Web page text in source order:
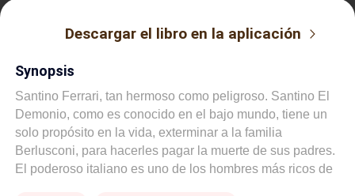
Descargar el libro en la aplicación
Synopsis
Santino Ferrari, tan hermoso como peligroso. Santino El
Demonio, como es conocido en el bajo mundo, tiene un
solo propósito en la vida, exterminar a la familia
Berlusconi, para hacerles pagar la muerte de sus padres.
El poderoso italiano es uno de los hombres más ricos de